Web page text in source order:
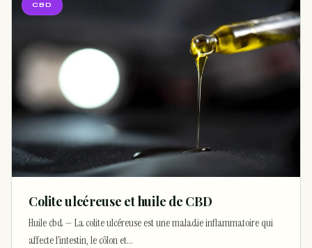
CBD
Colite ulcéreuse et huile de CBD
Huile cbd — La colite ulcéreuse est une maladie inflammatoire qui
affecte l’intestin, le côlon et…